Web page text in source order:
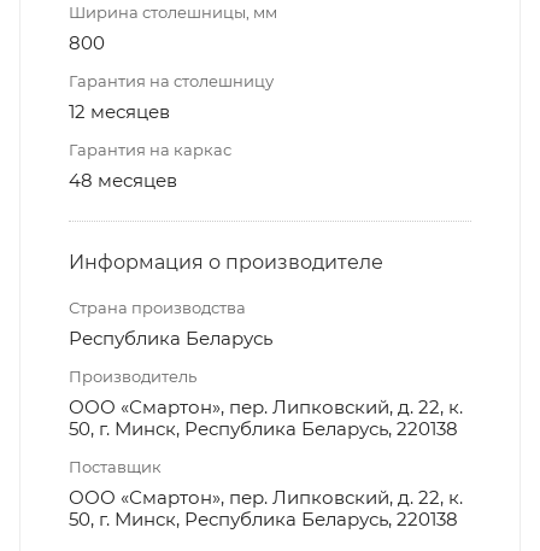
Ширина столешницы, мм
800
Гарантия на столешницу
12 месяцев
Гарантия на каркас
48 месяцев
Информация о производителе
Страна производства
Республика Беларусь
Производитель
ООО «Смартон», пер. Липковский, д. 22, к.
50, г. Минск, Республика Беларусь, 220138
Поставщик
ООО «Смартон», пер. Липковский, д. 22, к.
50, г. Минск, Республика Беларусь, 220138